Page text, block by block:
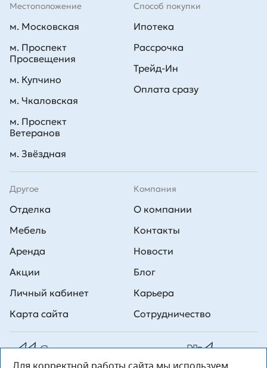
Способ покупки
Ипотека
Рассрочка
Трейд-Ин
Оплата сразу
Другое
Отделка
Мебель
Аренда
Акции
Личный кабинет
Карта сайта
Компания
О компании
Контакты
Новости
Блог
Карьера
Сотрудничество
Местоположение
м. Московская
м. Проспект
Просвещения
м. Купчино
м. Чкаловская
м. Проспект
Ветеранов
м. Звёздная